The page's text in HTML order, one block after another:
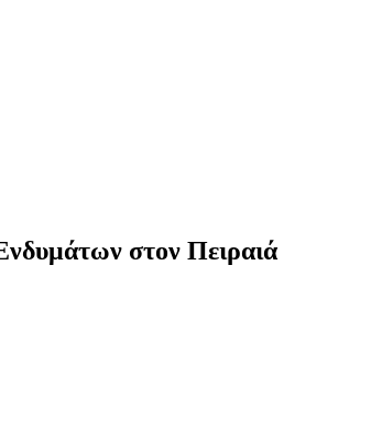
στον Πειραιά